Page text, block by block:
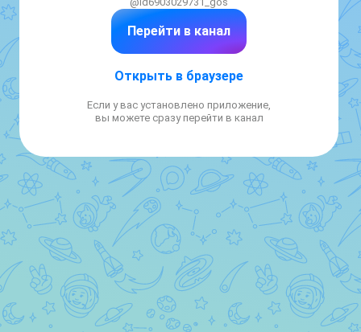
Перейти в канал
Открыть в браузере
Если у вас установлено приложение,
вы можете сразу перейти в канал